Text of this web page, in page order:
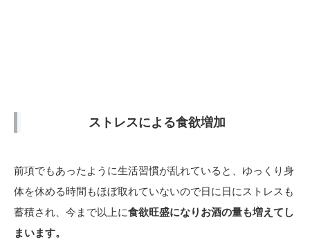
ストレスによる食欲増加
前項でもあったように生活習慣が乱れていると、ゆっくり身
体を休める時間もほぼ取れていないので日に日にストレスも
蓄積され、今まで以上に食欲旺盛になりお酒の量も増えてし
まいます。